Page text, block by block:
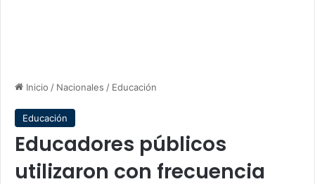
Inicio / Nacionales / Educación
Educación
Educadores públicos
utilizaron con frecuencia